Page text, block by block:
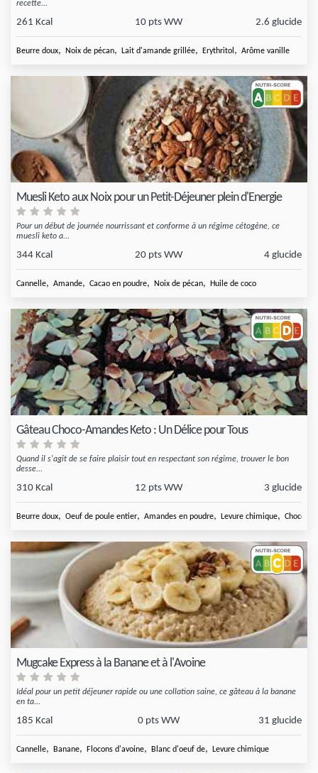
recette...
261 Kcal 10 pts WW 2.6 glucide
Beurre doux, Noix de pécan, Lait d'amande grillée, Erythritol , Arôme vanille
Muesli Keto aux Noix pour un Petit-Déjeuner plein d'Energie
Pour un début de journée nourrissant et conforme à un régime cétogène, ce
muesli keto a...
344 Kcal 20 pts WW 4 glucide
Cannelle, Amande, Cacao en poudre, Noix de pécan, Huile de coco
Gâteau Choco-Amandes Keto : Un Délice pour Tous
Quand il s'agit de se faire plaisir tout en respectant son régime, trouver le bon
desse...
310 Kcal 12 pts WW 3 glucide
Beurre doux, Oeuf de poule entier, Amandes en poudre, Levure chimique, Chocolat
Mugcake Express à la Banane et à l'Avoine
Idéal pour un petit déjeuner rapide ou une collation saine, ce gâteau à la banane
en ta...
185 Kcal 0 pts WW 31 glucide
Cannelle, Banane, Flocons d'avoine, Blanc d'oeuf de, Levure chimique